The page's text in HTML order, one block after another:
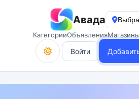
Авада
КатегорииОбъявленияМагазины
Войти